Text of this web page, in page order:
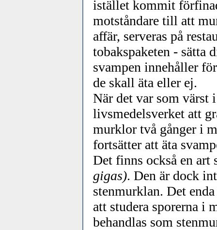
istället kommit
motståndare till att
affär, serveras på
tobakspaketen - sätta
svampen innehåller
de skall äta eller ej.
När det var som värst
livsmedelsverket att
murklor två gånger i
fortsätter att äta
Det finns också en
gigas). Den är dock
stenmurklan. Det
att studera sporerna i
behandlas som